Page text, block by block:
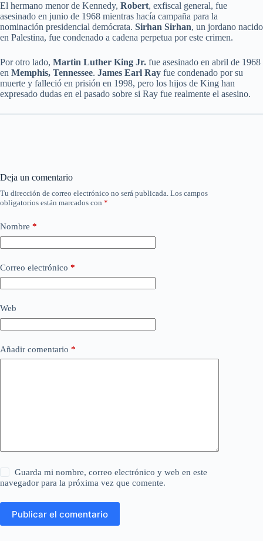
El hermano menor de Kennedy, Robert, exfiscal general, fue
asesinado en junio de 1968 mientras hacía campaña para la
nominación presidencial demócrata. Sirhan Sirhan, un jordano nacido
en Palestina, fue condenado a cadena perpetua por este crimen.
Por otro lado, Martin Luther King Jr. fue asesinado en abril de 1968
en Memphis, Tennessee. James Earl Ray fue condenado por su
muerte y falleció en prisión en 1998, pero los hijos de King han
expresado dudas en el pasado sobre si Ray fue realmente el asesino.
Deja un comentario
Tu dirección de correo electrónico no será publicada. Los campos
obligatorios están marcados con *
Nombre *
Correo electrónico *
Web
Añadir comentario *
Guarda mi nombre, correo electrónico y web en este
navegador para la próxima vez que comente.
Publicar el comentario